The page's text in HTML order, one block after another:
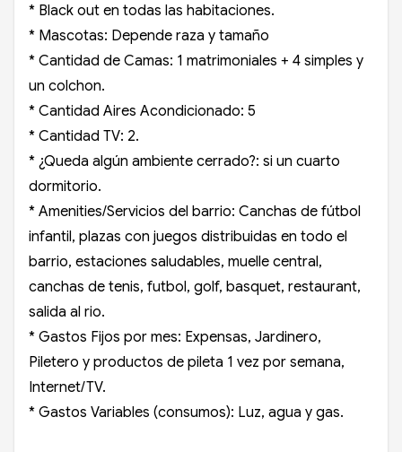
* Black out en todas las habitaciones.
* Mascotas: Depende raza y tamaño
* Cantidad de Camas: 1 matrimoniales + 4 simples y
un colchon.
* Cantidad Aires Acondicionado: 5
* Cantidad TV: 2.
* ¿Queda algún ambiente cerrado?: si un cuarto
dormitorio.
* Amenities/Servicios del barrio: Canchas de fútbol
infantil, plazas con juegos distribuidas en todo el
barrio, estaciones saludables, muelle central,
canchas de tenis, futbol, golf, basquet, restaurant,
salida al rio.
* Gastos Fijos por mes: Expensas, Jardinero,
Piletero y productos de pileta 1 vez por semana,
Internet/TV.
* Gastos Variables (consumos): Luz, agua y gas.